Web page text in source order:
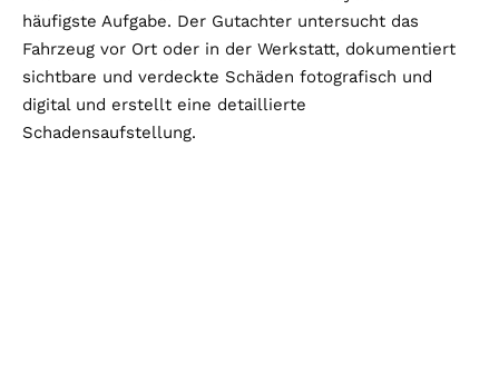
häufigste Aufgabe. Der Gutachter untersucht das
Fahrzeug vor Ort oder in der Werkstatt, dokumentiert
sichtbare und verdeckte Schäden fotografisch und
digital und erstellt eine detaillierte
Schadensaufstellung.